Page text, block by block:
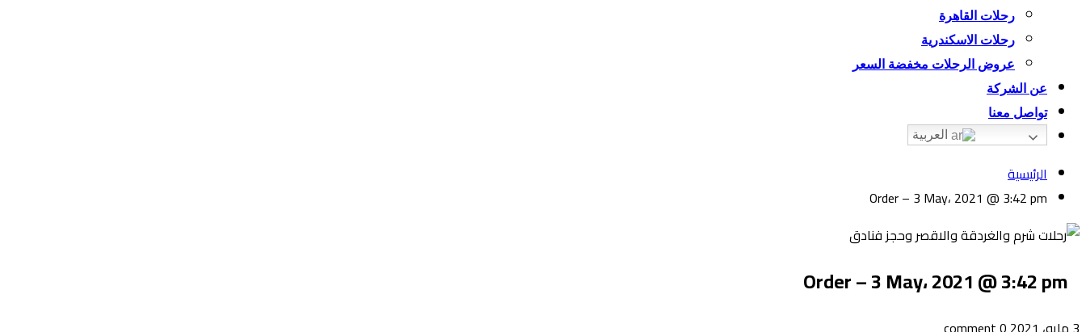
رحلات القاهرة
رحلات الاسكندرية
عروض الرحلات مخفضة السعر
عن الشركة
تواصل معنا
العربية
الرئيسية
Order – 3 May، 2021 @ 3:42 pm
Order – 3 May، 2021 @ 3:42 pm